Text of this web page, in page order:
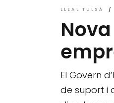
LLEAL TULSÀ
El Govern
de suport i